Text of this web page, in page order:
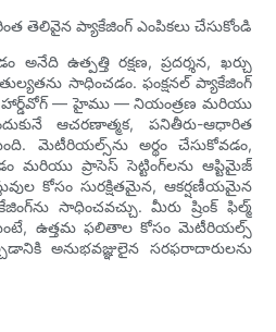
తెలివైన ప్యాకేజింగ్ ఎంపికలు చేసుకోండి
అనేది ఉత్పత్తి రక్షణ, ప్రదర్శన, ఖర్చు
సాధించడం. ఫంక్షనల్ ప్యాకేజింగ్
— హైము — నియంత్రణ మరియు
ఆచరణాత్మక, పనితీరు-ఆధారిత
మెటీరియల్స్‌ను అర్థం చేసుకోవడం,
మరియు ప్రాసెస్ సెట్టింగ్‌లను ఆప్టిమైజ్
కోసం సురక్షితమైన, ఆకర్షణీయమైన
సాధించవచ్చు. మీరు ష్రింక్ ఫిల్మ్
ఉత్తమ ఫలితాల కోసం మెటీరియల్స్
అనుభవజ్ఞులైన సరఫరాదారులను